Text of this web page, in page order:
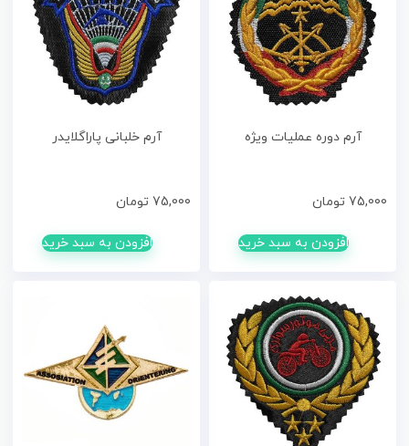
آرم دوره عملیات ویژه
75,000 تومان
افزودن به سبد خرید
آرم خلبانی پاراگلایدر
75,000 تومان
افزودن به سبد خرید